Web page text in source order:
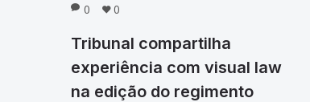
0
0
Tribunal compartilha
experiência com visual law
na edição do regimento